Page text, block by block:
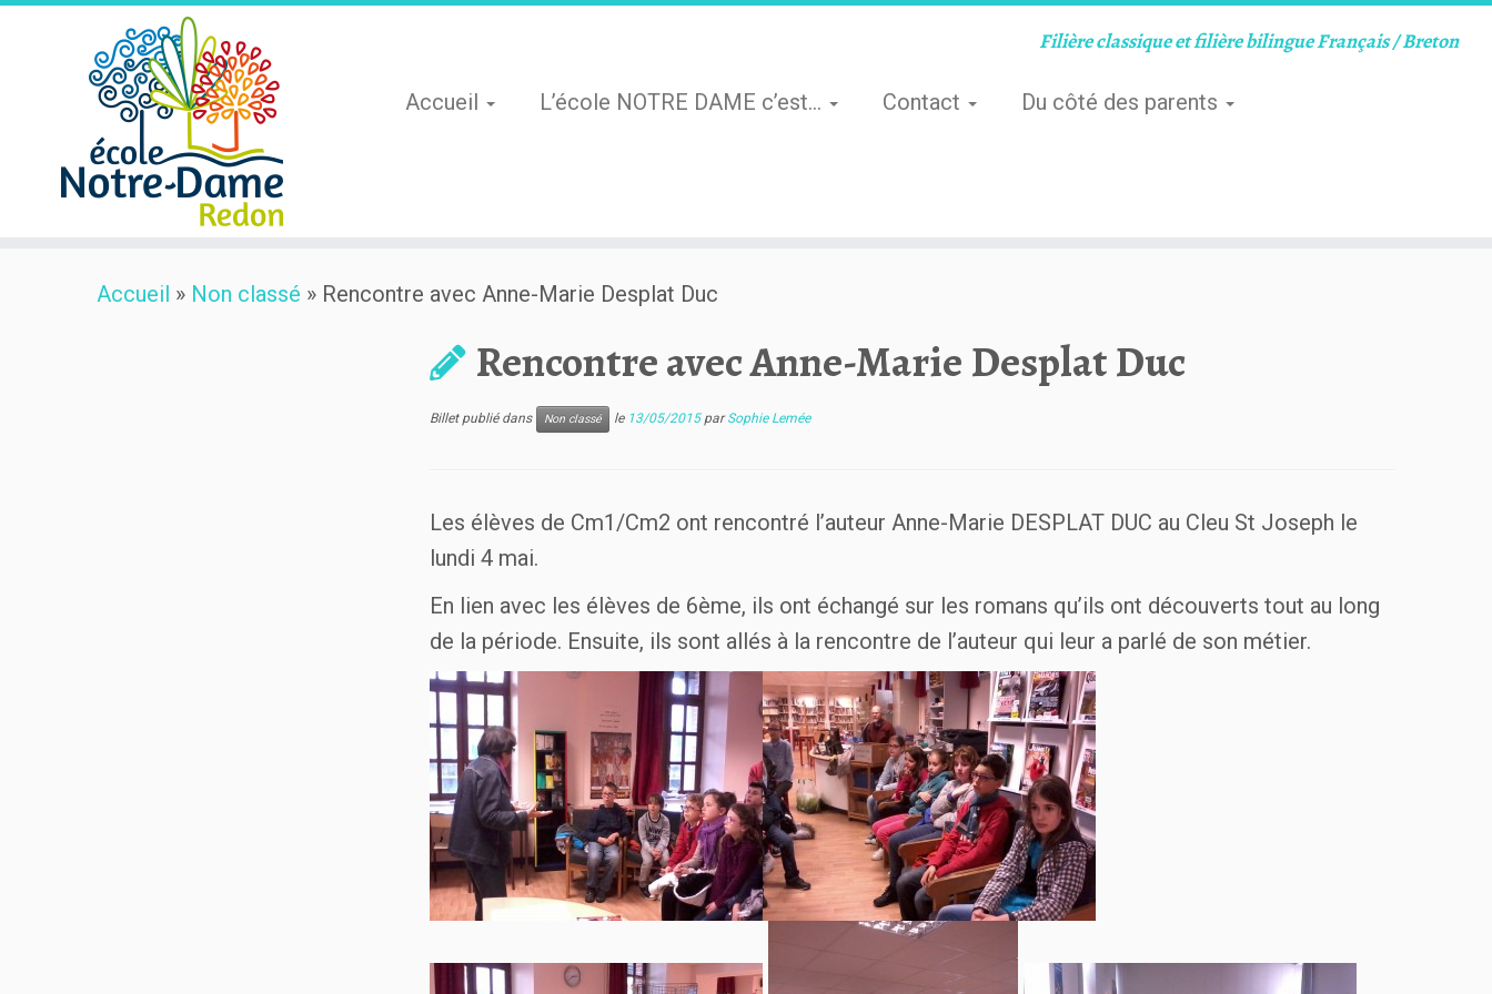
Filière classique et filière bilingue Français / Breton
Accueil L’école NOTRE DAME c’est… Contact Du côté des parents
Accueil » Non classé » Rencontre avec Anne-Marie Desplat Duc
Rencontre avec Anne-Marie Desplat Duc
Billet publié dans Non classé le 13/05/2015 parSophie Lemée
Les élèves de Cm1/Cm2 ont rencontré l’auteur Anne-Marie DESPLAT DUC au Cleu St Joseph le
lundi 4 mai.
En lien avec les élèves de 6ème, ils ont échangé sur les romans qu’ils ont découverts tout au long
de la période. Ensuite, ils sont allés à la rencontre de l’auteur qui leur a parlé de son métier.